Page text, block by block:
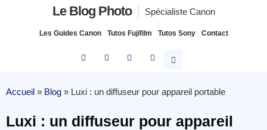
Le Blog Photo Spécialiste Canon
Les Guides Canon Tutos Fujifilm Tutos Sony Contact
Accueil » Blog » Luxi : un diffuseur pour appareil portable
Luxi : un diffuseur pour appareil